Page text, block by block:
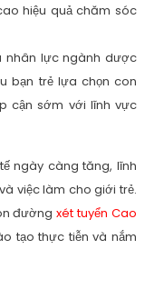
hiệu quả chăm sóc
nhân lực ngành dược
bạn trẻ lựa chọn con
cận sớm với lĩnh vực
ngày càng tăng, lĩnh
việc làm cho giới trẻ.
đườngxét tuyển Cao
tạo thực tiễn và nắm